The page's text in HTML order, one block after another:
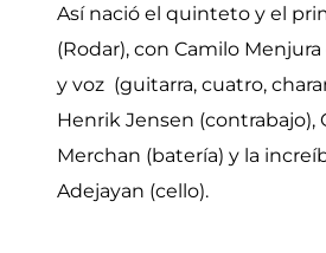
Así nació el quinteto y el
(Rodar), con Camilo Menjura
y voz (guitarra, cuatro,
Henrik Jensen (contrabajo),
Merchan (batería) y la
Adejayan (cello).